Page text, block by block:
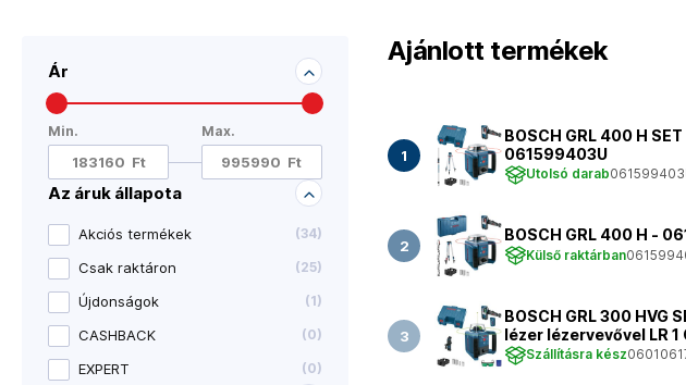
Ár
Min. Max.
Az áruk állapota
Akciós termékek (34)
Csak raktáron (25)
Újdonságok (1)
CASHBACK (0)
EXPERT (0)
Ajánlott termékek
BOSCH GRL 400 H
061599403U
Utolsó darab
BOSCH GRL 400 H -
Külső raktárban
BOSCH GRL 300
lézer lézervevővel LR 1
Szállításra kész